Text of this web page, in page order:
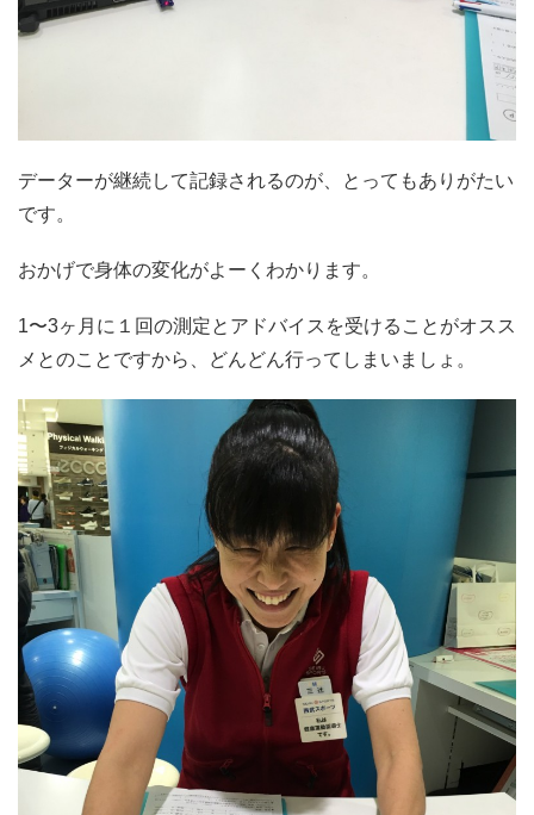
データーが継続して記録されるのが、とってもありがたい
です。
おかげで身体の変化がよーくわかります。
1〜3ヶ月に１回の測定とアドバイスを受けることがオスス
メとのことですから、どんどん行ってしまいましょ。